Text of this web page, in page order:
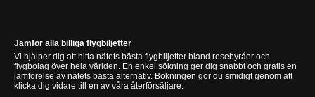
Jämför alla billiga flygbiljetter
Vi hjälper dig att hitta nätets bästa flygbiljetter bland resebyråer och
flygbolag över hela världen. En enkel sökning ger dig snabbt och gratis en
jämförelse av nätets bästa alternativ. Bokningen gör du smidigt genom att
klicka dig vidare till en av våra återförsäljare.